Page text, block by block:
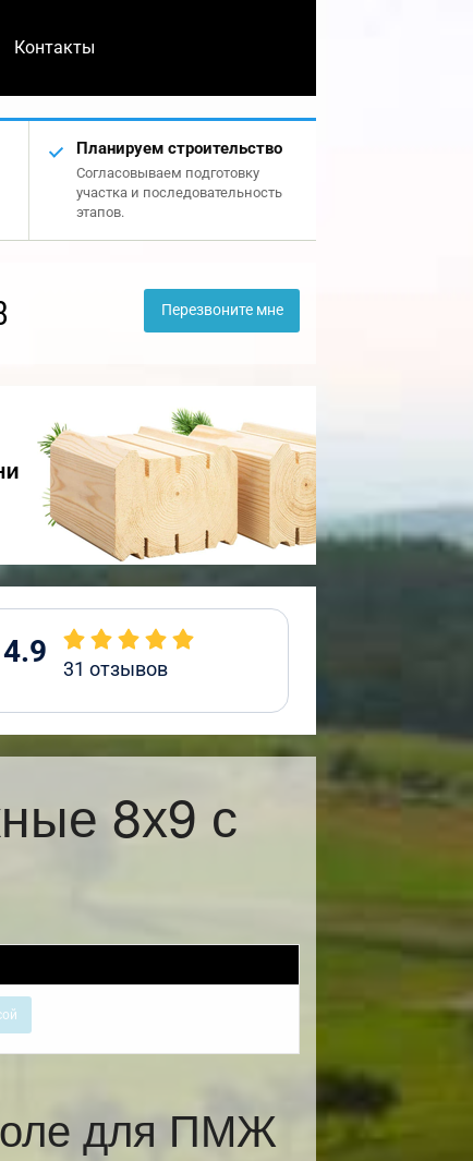
Контакты
Планируем строительство
Согласовываем подготовку
участка и последовательность
этапов.
Перезвоните мне
4.9 31 отзывов
8х9 с
для ПМЖ